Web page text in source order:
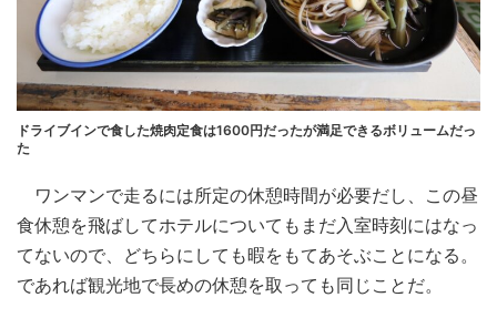
ドライブインで食した焼肉定食は1600円だったが満足できるボリュームだっ
た
ワンマンで走るには所定の休憩時間が必要だし、この昼
食休憩を飛ばしてホテルについてもまだ入室時刻にはなっ
てないので、どちらにしても暇をもてあそぶことになる。
であれば観光地で長めの休憩を取っても同じことだ。